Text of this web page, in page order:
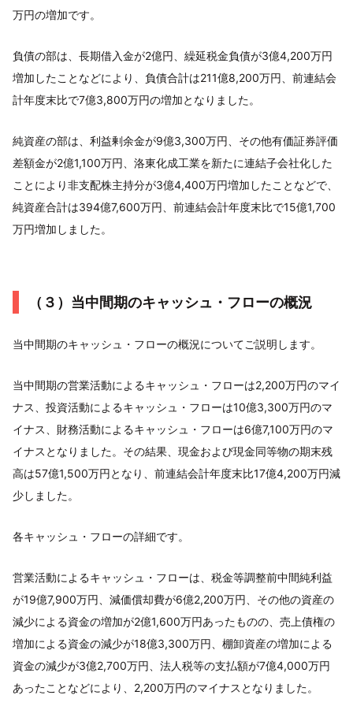
万円の増加です。
負債の部は、長期借入金が2億円、繰延税金負債が3億4,200万円
増加したことなどにより、負債合計は211億8,200万円、前連結会
計年度末比で7億3,800万円の増加となりました。
純資産の部は、利益剰余金が9億3,300万円、その他有価証券評価
差額金が2億1,100万円、洛東化成工業を新たに連結子会社化した
ことにより非支配株主持分が3億4,400万円増加したことなどで、
純資産合計は394億7,600万円、前連結会計年度末比で15億1,700
万円増加しました。
（３）当中間期のキャッシュ・フローの概況
当中間期のキャッシュ・フローの概況についてご説明します。
当中間期の営業活動によるキャッシュ・フローは2,200万円のマイ
ナス、投資活動によるキャッシュ・フローは10億3,300万円のマ
イナス、財務活動によるキャッシュ・フローは6億7,100万円のマ
イナスとなりました。その結果、現金および現金同等物の期末残
高は57億1,500万円となり、前連結会計年度末比17億4,200万円減
少しました。
各キャッシュ・フローの詳細です。
営業活動によるキャッシュ・フローは、税金等調整前中間純利益
が19億7,900万円、減価償却費が6億2,200万円、その他の資産の
減少による資金の増加が2億1,600万円あったものの、売上債権の
増加による資金の減少が18億3,300万円、棚卸資産の増加による
資金の減少が3億2,700万円、法人税等の支払額が7億4,000万円
あったことなどにより、2,200万円のマイナスとなりました。